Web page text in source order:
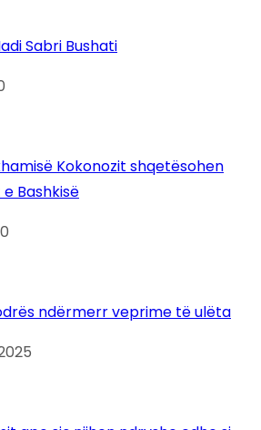
Sabri Bushati
Kokonozit shqetësohen
Bashkisë
ndërmerr veprime të ulëta